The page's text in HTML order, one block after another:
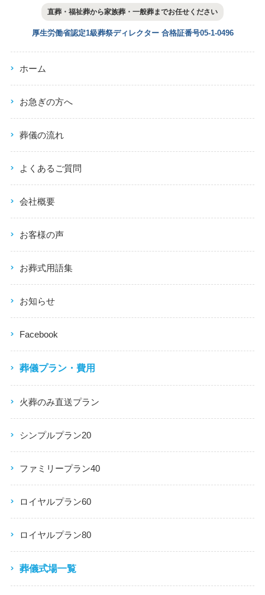
直葬・福祉葬から家族葬・一般葬までお任せください
厚生労働省認定1級葬祭ディレクター 合格証番号05-1-0496
ホーム
お急ぎの方へ
葬儀の流れ
よくあるご質問
会社概要
お客様の声
お葬式用語集
お知らせ
Facebook
葬儀プラン・費用
火葬のみ直送プラン
シンプルプラン20
ファミリープラン40
ロイヤルプラン60
ロイヤルプラン80
葬儀式場一覧